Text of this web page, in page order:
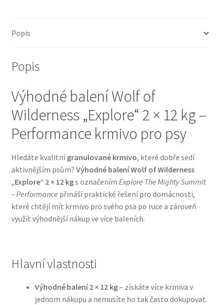
Bozita pro psy — Švédské krmivo s nordickou kvalitou
Brit pro psy
Granule pro psy
Natural Trainer pro psy — Italské krmivo s
přírodními složkami
Happy Dog — Německá kvalita a přirozené složení
Hill’s pro psy
Konzervy a kapsičky pro psy
N&D Farmina pro psy — Italské holistic krmivo
Popis
Popis
Výhodné balení Wolf of
Wilderness „Explore“ 2 × 12 kg –
Performance krmivo pro psy
Hledáte kvalitnígranulované krmivo, které dobře sedí
aktivnějším psům? Výhodné balení Wolf of Wilderness
„Explore“ 2 × 12 kgs označením Explore The Mighty Summit
– Performance přináší praktické řešení pro domácnosti,
které chtějí mít krmivo pro svého psa po ruce a zároveň
využít výhodnější nákup ve více baleních.
Hlavní vlastnosti
Výhodné balení 2 × 12 kg– získáte více krmiva v
jednom nákupu a nemusíte ho tak často dokupovat.